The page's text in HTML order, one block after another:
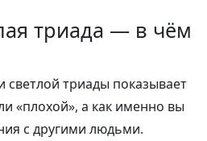
триада — в чём
светлой триады показывает
«плохой», а как именно вы
с другими людьми.